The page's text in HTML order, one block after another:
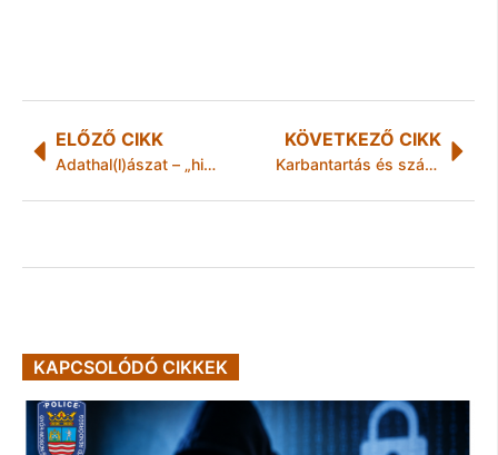
ELŐZŐ CIKK
Adathal(l)ászat – „hiszen nekem nincs is számlám ennél a banknál!”
KÖVETKEZŐ CIKK
Karbantartás és szárazlábas túrák januárban a Barlangfürdőben
KAPCSOLÓDÓ CIKKEK